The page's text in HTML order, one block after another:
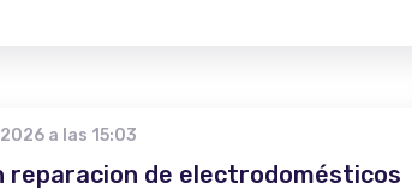
a las 15:03
reparacion de electrodomésticos